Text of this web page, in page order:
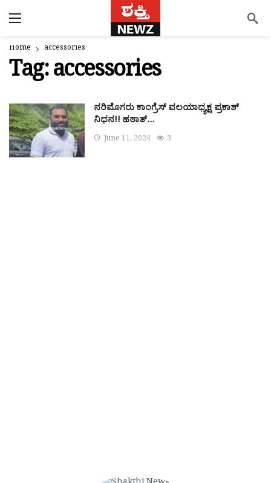
Home accessories
Tag:accessories
ನರಿಮೊಗರು ಕಾಂಗ್ರೆಸ್ ವಲಯಾಧ್ಯಕ್ಷ ಪ್ರಕಾಶ್
ನಿಧನ!! ಹಠಾತ್…
June 11, 2024 3